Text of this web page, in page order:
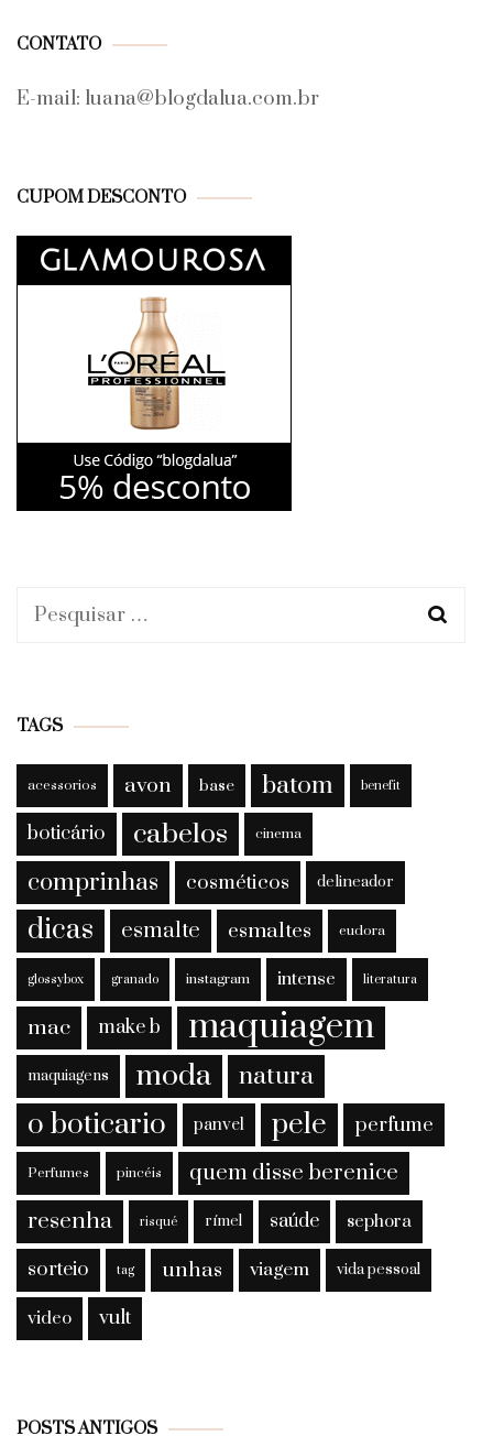
CONTATO
E-mail: luana@blogdalua.com.br
CUPOM DESCONTO
Pesquisar
TAGS
acessorios avon base batom benefit
boticário cabelos cinema
comprinhas cosméticos delineador
dicas esmalte esmaltes eudora
glossybox granado instagram intense literatura
mac make b maquiagem
maquiagens moda natura
o boticario panvel pele perfume
Perfumes pincéis quem disse berenice
resenha risqué rímel saúde sephora
sorteio tag unhas viagem vida pessoal
video vult
POSTS ANTIGOS Posts